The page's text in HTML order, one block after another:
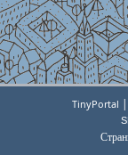
TinyPortal |